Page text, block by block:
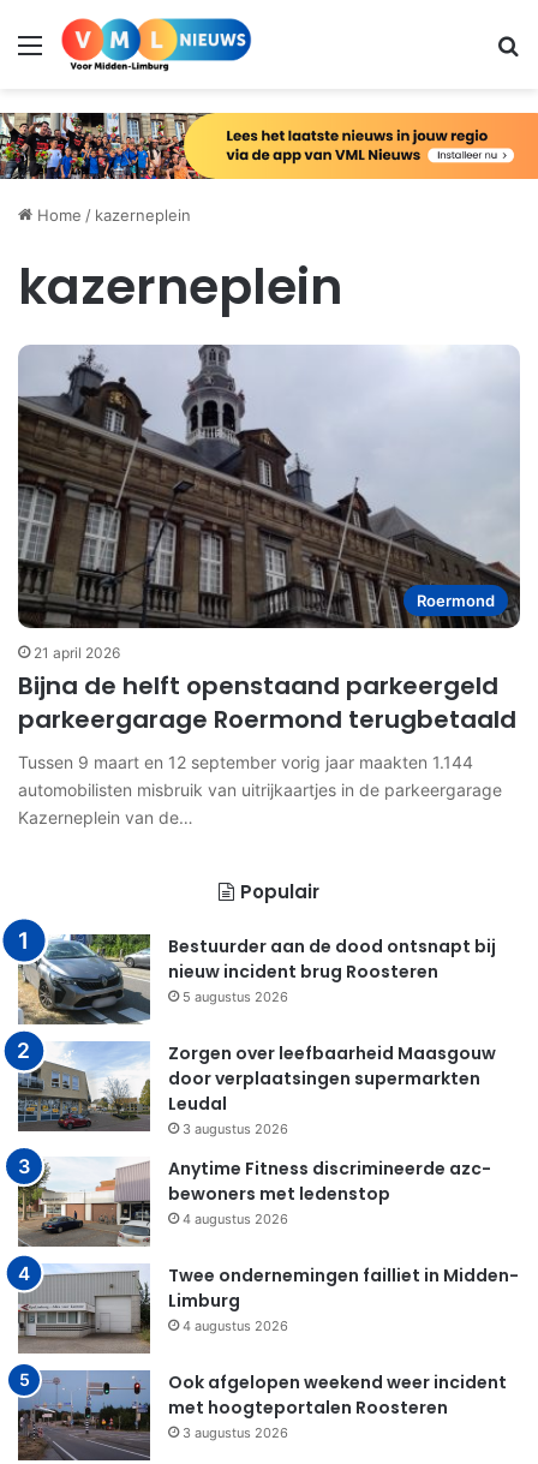
Menu
Home / kazerneplein
kazerneplein
Roermond
21 april 2026
Bijna de helft openstaand parkeergeld
parkeergarage Roermond terugbetaald
Tussen 9 maart en 12 september vorig jaar maakten 1.144
automobilisten misbruik van uitrijkaartjes in de parkeergarage
Kazerneplein van de…
Populair
Bestuurder aan de dood ontsnapt bij
nieuw incident brug Roosteren
5 augustus 2026
Zorgen over leefbaarheid Maasgouw
door verplaatsingen supermarkten
Leudal
3 augustus 2026
Anytime Fitness discrimineerde azc-
bewoners met ledenstop
4 augustus 2026
Twee ondernemingen failliet in Midden-
Limburg
4 augustus 2026
Ook afgelopen weekend weer incident
met hoogteportalen Roosteren
3 augustus 2026